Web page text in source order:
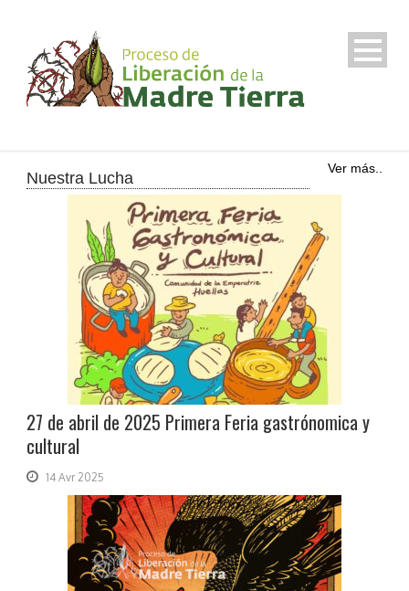
Nuestra Lucha
Ver más..
27 de abril de 2025 Primera Feria gastrónomica y
cultural
14 Avr 2025